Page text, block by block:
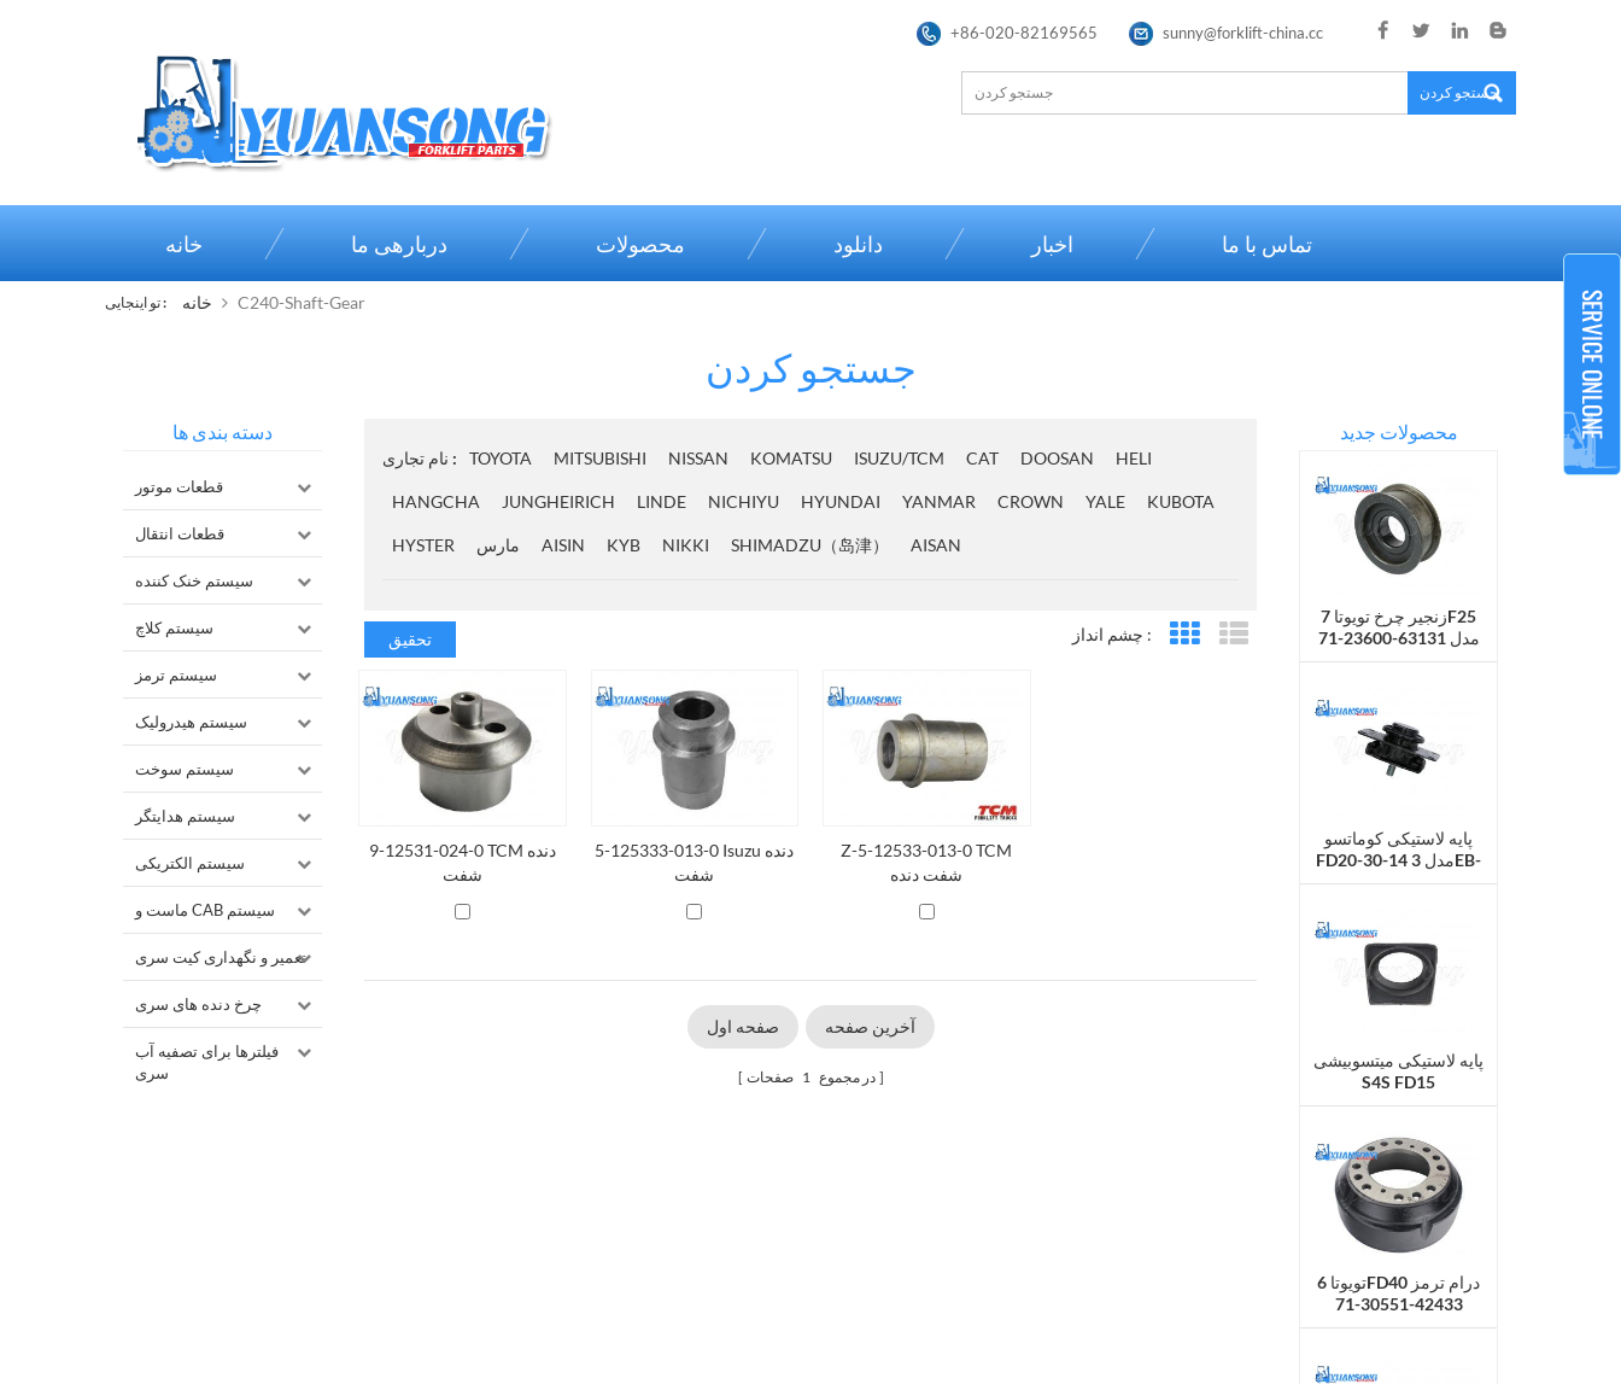
+86-020-82169565 sunny@forklift-china.cc
×
خانه دربارهی ما محصولات دانلود اخبار تماس با ما
تو اینجایی : خانه C240-Shaft-Gear
جستجو کردن
دسته بندی ها
قطعات موتور
قطعات انتقال
سیستم خنک کننده
سیستم کلاچ
سیستم ترمز
سیستم هیدرولیک
سیستم سوخت
سیستم هدایتگر
سیستم الکتریکی
ماست و CAB سیستم
تعمیر و نگهداری کیت سری
چرخ دنده های سری
فیلترها برای تصفیه آب
سری
محصولات جدید
زنجیر چرخ تویوتا 7F25
مدل 63131-23600-71
پایه لاستیکی کوماتسو
FD20-30-14 مدل 3EB-
51-32130
پایه لاستیکی میتسوبیشی
S4S FD15
تویوتا 6FD40 درام ترمز
42433-30551-71
نام تجاری : TOYOTA MITSUBISHI NISSAN KOMATSU ISUZU/TCM CAT DOOSAN HELI
HANGCHA JUNGHEIRICH LINDE NICHIYU HYUNDAI YANMAR CROWN YALE KUBOTA
HYSTER مارس AISIN KYB NIKKI SHIMADZU（岛津） AISAN
تحقیق چشم انداز : شبکه نمایشلیست مشخصات
9-12531-024-0 TCM دنده
شفت
5-125333-013-0 Isuzu دنده
شفت
Z-5-12533-013-0 TCM
شفت دنده
صفحه اول آخرین صفحه
در مجموع 1 صفحات